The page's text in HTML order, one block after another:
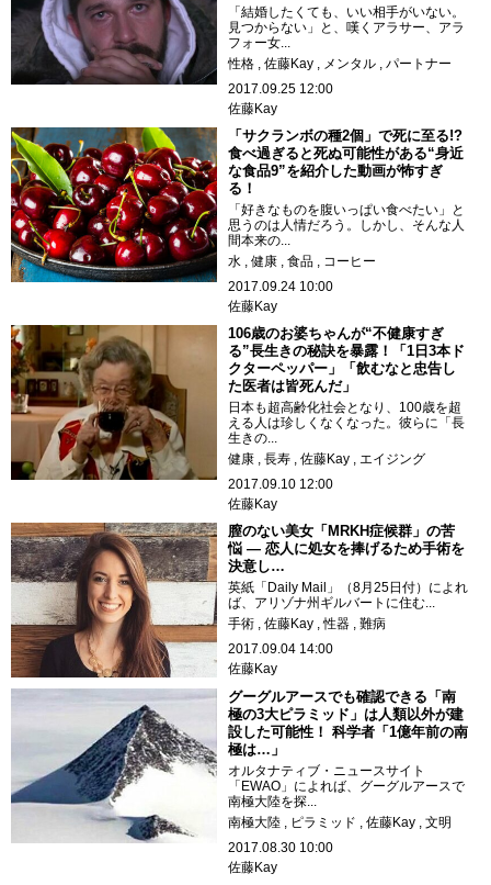
「結婚したくても、いい相手がいない。
見つからない」と、嘆くアラサー、アラ
フォー女...
性格
佐藤Kay メンタル
パートナー
2017.09.25 12:00
佐藤Kay
「サクランボの種2個」で死に至る!?
食べ過ぎると死ぬ可能性がある“身近
な食品9”を紹介した動画が怖すぎ
る！
「好きなものを腹いっぱい食べたい」と
思うのは人情だろう。しかし、そんな人
間本来の...
水
健康 食品
コーヒー
2017.09.24 10:00
佐藤Kay
106歳のお婆ちゃんが“不健康すぎ
る”長生きの秘訣を暴露！「1日3本ド
クターペッパー」「飲むなと忠告し
た医者は皆死んだ」
日本も超高齢化社会となり、100歳を超
える人は珍しくなくなった。彼らに「長
生きの...
健康
長寿 佐藤Kay
エイジング
2017.09.10 12:00
佐藤Kay
膣のない美女「MRKH症候群」の苦
悩 ― 恋人に処女を捧げるため手術を
決意し…
英紙「Daily Mail」（8月25日付）によれ
ば、アリゾナ州ギルバートに住む...
手術
佐藤Kay 性器
難病
2017.09.04 14:00
佐藤Kay
グーグルアースでも確認できる「南
極の3大ピラミッド」は人類以外が建
設した可能性！ 科学者「1億年前の南
極は…」
オルタナティブ・ニュースサイト
「EWAO」によれば、グーグルアースで
南極大陸を探...
南極大陸
ピラミッド 佐藤Kay
文明
2017.08.30 10:00
佐藤Kay